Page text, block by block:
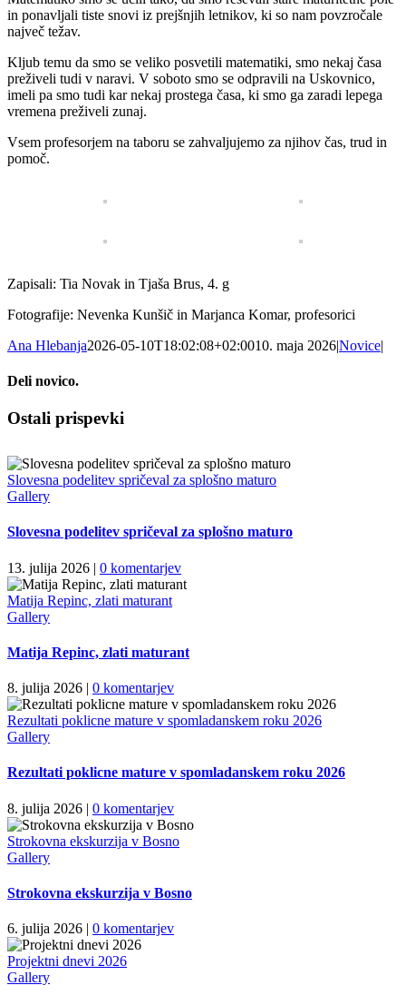
in ponavljali tiste snovi iz prejšnjih letnikov, ki so nam povzročale
največ težav.
Kljub temu da smo se veliko posvetili matematiki, smo nekaj časa
preživeli tudi v naravi. V soboto smo se odpravili na Uskovnico,
imeli pa smo tudi kar nekaj prostega časa, ki smo ga zaradi lepega
vremena preživeli zunaj.
Vsem profesorjem na taboru se zahvaljujemo za njihov čas, trud in
pomoč.
Zapisali: Tia Novak in Tjaša Brus, 4. g
Fotografije: Nevenka Kunšič in Marjanca Komar, profesorici
Ana Hlebanja2026-05-10T18:02:08+02:0010. maja 2026|Novice|
Deli novico.
Facebook
X
LinkedIn
WhatsApp
Email
Ostali prispevki
Slovesna podelitev spričeval za splošno maturo
Gallery
Slovesna podelitev spričeval za splošno maturo
13. julija 2026 | 0 komentarjev
Matija Repinc, zlati maturant
Gallery
Matija Repinc, zlati maturant
8. julija 2026 | 0 komentarjev
Rezultati poklicne mature v spomladanskem roku 2026
Gallery
Rezultati poklicne mature v spomladanskem roku 2026
8. julija 2026 | 0 komentarjev
Strokovna ekskurzija v Bosno
Gallery
Strokovna ekskurzija v Bosno
6. julija 2026 | 0 komentarjev
Projektni dnevi 2026
Gallery